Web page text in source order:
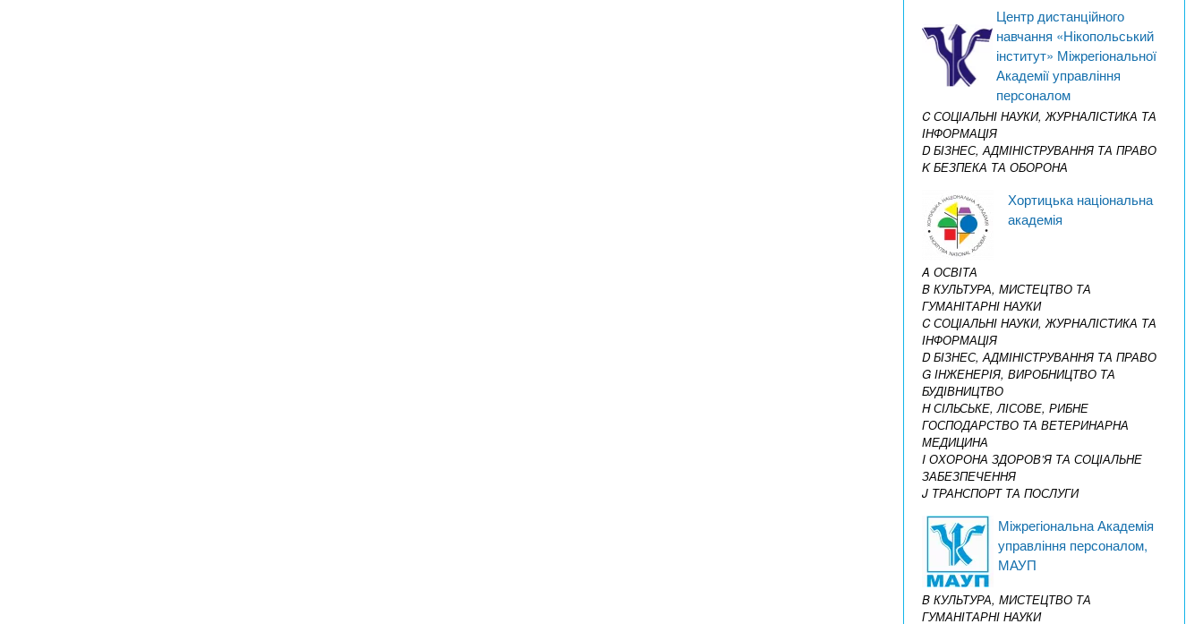
Центр дистанційного
навчання «Нікопольський
інститут» Міжрегіональної
Академії управління
персоналом
C СОЦІАЛЬНІ НАУКИ, ЖУРНАЛІСТИКА ТА
ІНФОРМАЦІЯ
D БІЗНЕС, АДМІНІСТРУВАННЯ ТА ПРАВО
K БЕЗПЕКА ТА ОБОРОНА
Хортицька національна
академія
A ОСВІТА
B КУЛЬТУРА, МИСТЕЦТВО ТА
ГУМАНІТАРНІ НАУКИ
C СОЦІАЛЬНІ НАУКИ, ЖУРНАЛІСТИКА ТА
ІНФОРМАЦІЯ
D БІЗНЕС, АДМІНІСТРУВАННЯ ТА ПРАВО
G ІНЖЕНЕРІЯ, ВИРОБНИЦТВО ТА
БУДІВНИЦТВО
H СІЛЬСЬКЕ, ЛІСОВЕ, РИБНЕ
ГОСПОДАРСТВО ТА ВЕТЕРИНАРНА
МЕДИЦИНА
I ОХОРОНА ЗДОРОВ’Я ТА СОЦІАЛЬНЕ
ЗАБЕЗПЕЧЕННЯ
J ТРАНСПОРТ ТА ПОСЛУГИ
Міжрегіональна Академія
управління персоналом,
МАУП
B КУЛЬТУРА, МИСТЕЦТВО ТА
ГУМАНІТАРНІ НАУКИ